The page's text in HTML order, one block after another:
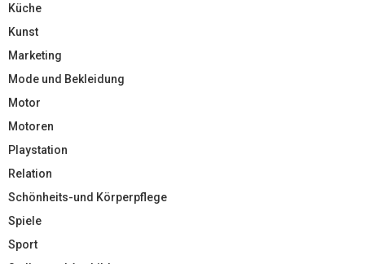
Küche
Kunst
Marketing
Mode und Bekleidung
Motor
Motoren
Playstation
Relation
Schönheits-und Körperpflege
Spiele
Sport